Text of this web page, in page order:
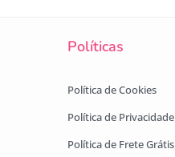
Políticas
Política de Cookies
Política de Privacidade
Política de Frete Grátis